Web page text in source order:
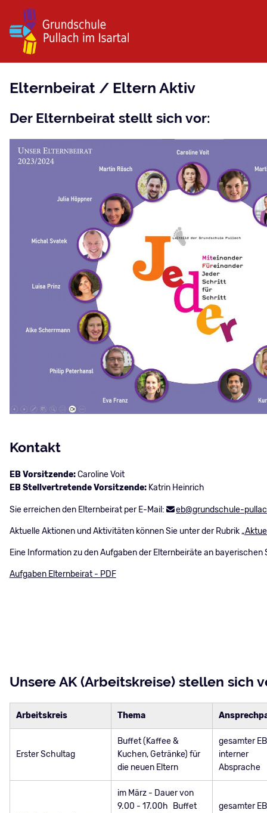
Elternbeirat / Eltern Aktiv
Der Elternbeirat stellt sich vor:
Kontakt
EB Vorsitzende:Caroline Voit
EB Stellvertretende Vorsitzende:Katrin Heinrich
Sie erreichen den Elternbeirat per E-Mail: eb@grundschule-
Aktuelle Aktionen und Aktivitäten können Sie unter der Rubrik
Eine Information zu den Aufgaben der Elternbeiräte an
Aufgaben Elternbeirat - PDF
Unsere AK (Arbeitskreise) stellen sich
Arbeitskreis Thema
Erster Schultag
Buffet (Kaffee &
Kuchen, Getränke) für
die neuen Eltern
gesamter
interner
Absprache
im März - Dauer von
9.00 - 17.00h Buffet
gesamter